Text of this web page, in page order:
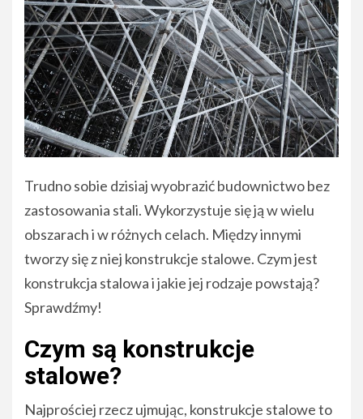
Trudno sobie dzisiaj wyobrazić budownictwo bez
zastosowania stali. Wykorzystuje się ją w wielu
obszarach i w różnych celach. Między innymi
tworzy się z niej konstrukcje stalowe. Czym jest
konstrukcja stalowa i jakie jej rodzaje powstają?
Sprawdźmy!
Czym są konstrukcje
stalowe?
Najprościej rzecz ujmując, konstrukcje stalowe to